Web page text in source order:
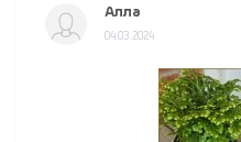
Алла
04.03.2024